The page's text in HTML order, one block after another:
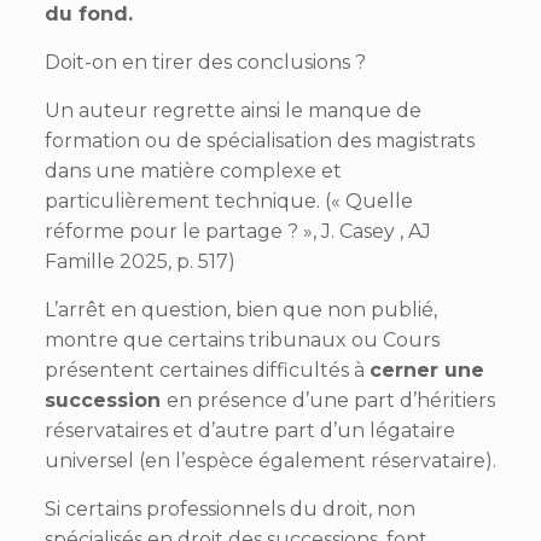
du fond.
Doit-on en tirer des conclusions ?
Un auteur regrette ainsi le manque de
formation ou de spécialisation des magistrats
dans une matière complexe et
particulièrement technique. (« Quelle
réforme pour le partage ? », J. Casey , AJ
Famille 2025, p. 517)
L’arrêt en question, bien que non publié,
montre que certains tribunaux ou Cours
présentent certaines difficultés à cerner une
succession en présence d’une part d’héritiers
réservataires et d’autre part d’un légataire
universel (en l’espèce également réservataire).
Si certains professionnels du droit, non